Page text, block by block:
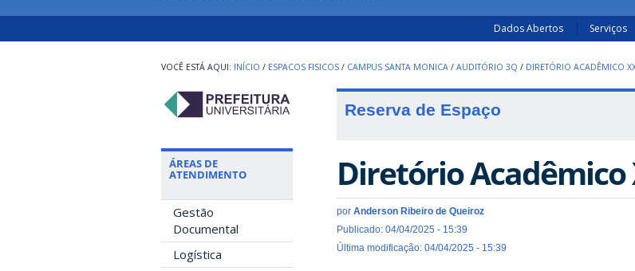
Dados Abertos Serviços
INÍCIO / ESPACOS FISICOS / CAMPUS SANTA MONICA / AUDITÓRIO 3Q / DIRETÓRIO ACADÊMICO
ÁREAS DE
ATENDIMENTO
Gestão
Documental
Logística
Reserva de Espaço
Diretório Acadêmico
por Anderson Ribeiro de Queiroz
Publicado: 04/04/2025 - 15:39
Última modificação: 04/04/2025 - 15:39